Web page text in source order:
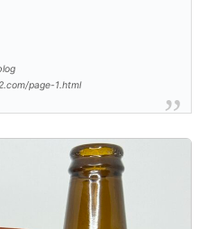
page-1.html